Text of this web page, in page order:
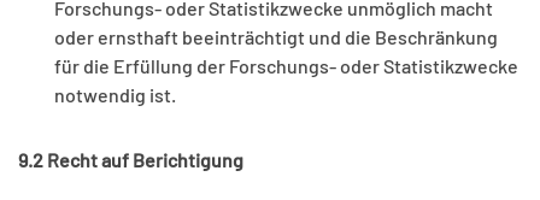
Forschungs- oder Statistikzwecke unmöglich macht
oder ernsthaft beeinträchtigt und die Beschränkung
für die Erfüllung der Forschungs- oder Statistikzwecke
notwendig ist.
9.2 Recht auf Berichtigung